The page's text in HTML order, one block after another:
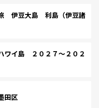
伊豆大島 利島（伊豆諸
イ島 ２０２７～２０２
田区